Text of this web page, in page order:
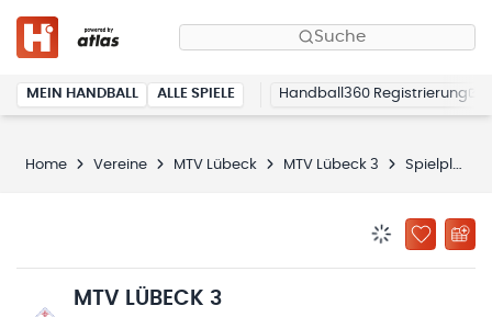
Suche
MEIN HANDBALL ALLE SPIELE Handball360 Registrierung
Home Vereine MTV Lübeck MTV Lübeck 3 Spielplan
ZU
MTV LÜBECK 3